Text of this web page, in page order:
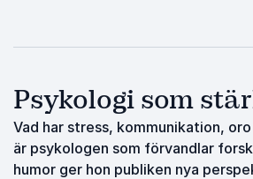
Psykologi som
Vad har stress, kommunikation,
är psykologen som förvandlar
humor ger hon publiken nya